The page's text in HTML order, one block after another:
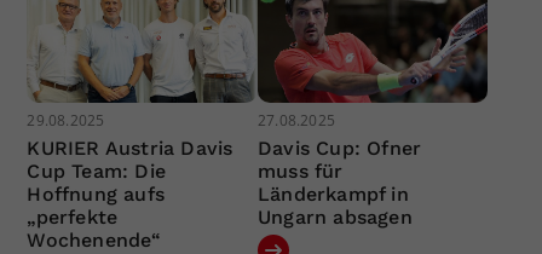
29.08.2025
KURIER Austria Davis
Cup Team: Die
Hoffnung aufs
„perfekte
Wochenende“
27.08.2025
Davis Cup: Ofner
muss für
Länderkampf in
Ungarn absagen